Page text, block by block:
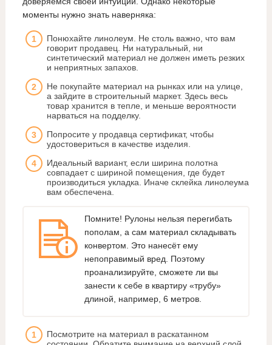
моменты нужно знать наверняка:
Понюхайте линолеум. Не столь важно, что вам
говорит продавец. Ни натуральный, ни
синтетический материал не должен иметь резких
и неприятных запахов.
Не покупайте материал на рынках или на улице,
а зайдите в строительный маркет. Здесь весь
товар хранится в тепле, и меньше вероятности
нарваться на подделку.
Попросите у продавца сертификат, чтобы
удостовериться в качестве изделия.
Идеальный вариант, если ширина полотна
совпадает с шириной помещения, где будет
производиться укладка. Иначе склейка линолеума
вам обеспечена.
Помните! Рулоны нельзя перегибать
пополам, а сам материал складывать
конвертом. Это нанесёт ему
непоправимый вред. Поэтому
проанализируйте, сможете ли вы
занести к себе в квартиру «трубу»
длиной, например, 6 метров.
Посмотрите на материал в раскатанном